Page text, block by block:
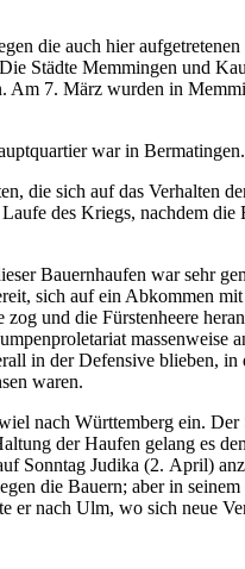
die auch hier
Städte Memmingen und
Am 7. März wurden in
war in Bermatingen.
die sich auf das Verhalten
des Kriegs, nachdem die
Bauernhaufen war sehr
sich auf ein Abkommen
und die Fürstenheere
massenweise
in der Defensive blieben,
waren.
nach Württemberg ein.
der Haufen gelang es
Sonntag Judika (2. April)
die Bauern; aber in
er nach Ulm, wo sich neue